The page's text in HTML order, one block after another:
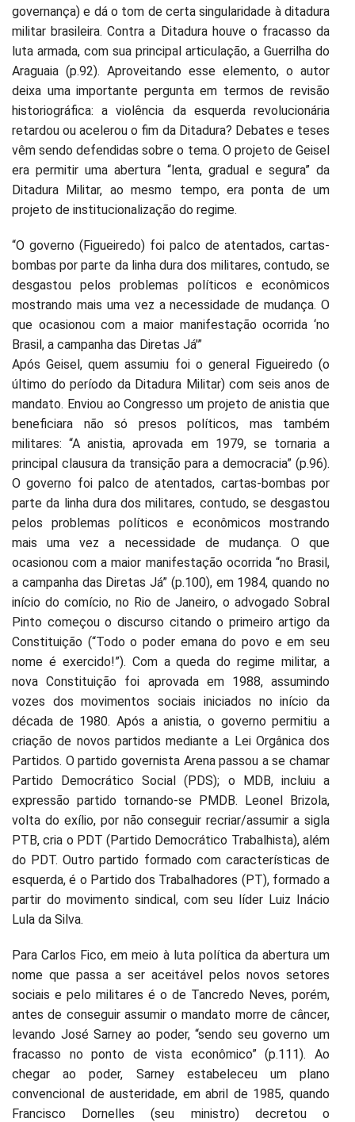
governança) e dá o tom de certa singularidade à ditadura
militar brasileira. Contra a Ditadura houve o fracasso da
luta armada, com sua principal articulação, a Guerrilha do
Araguaia (p.92). Aproveitando esse elemento, o autor
deixa uma importante pergunta em termos de revisão
historiográfica: a violência da esquerda revolucionária
retardou ou acelerou o fim da Ditadura? Debates e teses
vêm sendo defendidas sobre o tema. O projeto de Geisel
era permitir uma abertura “lenta, gradual e segura” da
Ditadura Militar, ao mesmo tempo, era ponta de um
projeto de institucionalização do regime.
“O governo (Figueiredo) foi palco de atentados, cartas-
bombas por parte da linha dura dos militares, contudo, se
desgastou pelos problemas políticos e econômicos
mostrando mais uma vez a necessidade de mudança. O
que ocasionou com a maior manifestação ocorrida ‘no
Brasil, a campanha das Diretas Já'”
Após Geisel, quem assumiu foi o general Figueiredo (o
último do período da Ditadura Militar) com seis anos de
mandato. Enviou ao Congresso um projeto de anistia que
beneficiara não só presos políticos, mas também
militares: “A anistia, aprovada em 1979, se tornaria a
principal clausura da transição para a democracia” (p.96).
O governo foi palco de atentados, cartas-bombas por
parte da linha dura dos militares, contudo, se desgastou
pelos problemas políticos e econômicos mostrando
mais uma vez a necessidade de mudança. O que
ocasionou com a maior manifestação ocorrida “no Brasil,
a campanha das Diretas Já” (p.100), em 1984, quando no
início do comício, no Rio de Janeiro, o advogado Sobral
Pinto começou o discurso citando o primeiro artigo da
Constituição (“Todo o poder emana do povo e em seu
nome é exercido!”). Com a queda do regime militar, a
nova Constituição foi aprovada em 1988, assumindo
vozes dos movimentos sociais iniciados no início da
década de 1980. Após a anistia, o governo permitiu a
criação de novos partidos mediante a Lei Orgânica dos
Partidos. O partido governista Arena passou a se chamar
Partido Democrático Social (PDS); o MDB, incluiu a
expressão partido tornando-se PMDB. Leonel Brizola,
volta do exílio, por não conseguir recriar/assumir a sigla
PTB, cria o PDT (Partido Democrático Trabalhista), além
do PDT. Outro partido formado com características de
esquerda, é o Partido dos Trabalhadores (PT), formado a
partir do movimento sindical, com seu líder Luiz Inácio
Lula da Silva.
Para Carlos Fico, em meio à luta política da abertura um
nome que passa a ser aceitável pelos novos setores
sociais e pelo militares é o de Tancredo Neves, porém,
antes de conseguir assumir o mandato morre de câncer,
levando José Sarney ao poder, “sendo seu governo um
fracasso no ponto de vista econômico” (p.111). Ao
chegar ao poder, Sarney estabeleceu um plano
convencional de austeridade, em abril de 1985, quando
Francisco Dornelles (seu ministro) decretou o